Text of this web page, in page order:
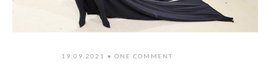
19.09.2021 • ONE COMMENT